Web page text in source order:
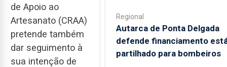
de Apoio ao
Artesanato (CRAA)
pretende também
dar seguimento à
sua intenção de
Regional
Autarca de Ponta Delgada
defende financiamento
partilhado para bombeiros